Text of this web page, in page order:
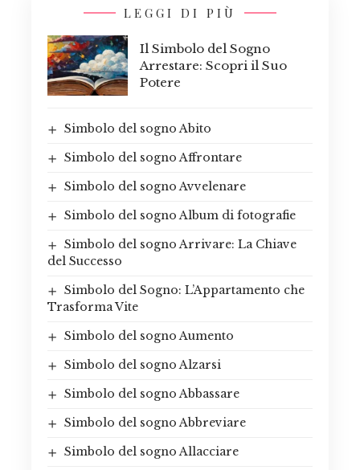
LEGGI DI PIÙ
Il Simbolo del Sogno
Arrestare: Scopri il Suo
Potere
Simbolo del sogno Abito
Simbolo del sogno Affrontare
Simbolo del sogno Avvelenare
Simbolo del sogno Album di fotografie
Simbolo del sogno Arrivare: La Chiave
del Successo
Simbolo del Sogno: L’Appartamento che
Trasforma Vite
Simbolo del sogno Aumento
Simbolo del sogno Alzarsi
Simbolo del sogno Abbassare
Simbolo del sogno Abbreviare
Simbolo del sogno Allacciare